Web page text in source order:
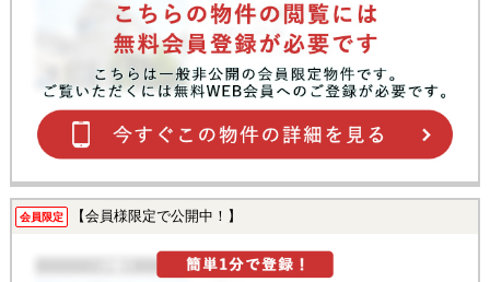
会員限定 【会員様限定で公開中！】